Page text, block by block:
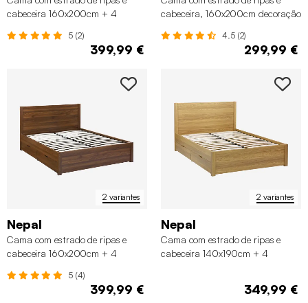
cabeceira 160x200cm + 4
5 (2)
399,99 €
cabeceira, 160x200cm decoração
4.5 (2)
299,99 €
2 variantes
Nepal
Cama com estrado de ripas e
cabeceira 160x200cm + 4
5 (4)
399,99 €
2 variantes
Nepal
Cama com estrado de ripas e
cabeceira 140x190cm + 4
349,99 €